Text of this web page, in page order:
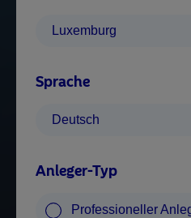
Luxemburg
Sprache
Deutsch
Anleger-Typ
Professioneller